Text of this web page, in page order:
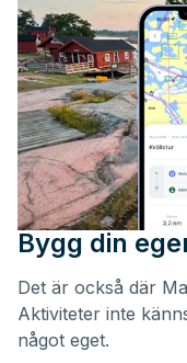
Bygg din
Det är också där
Aktiviteter inte
något eget.